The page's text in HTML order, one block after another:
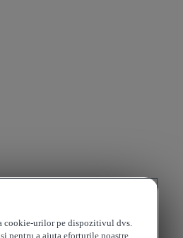
cookie-urilor pe dispozitivul dvs.
pentru a ajuta eforturile noastre